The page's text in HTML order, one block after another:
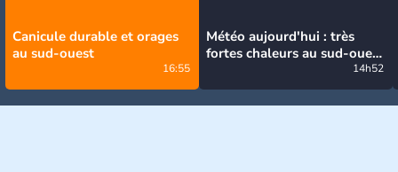
Canicule durable et orages
au sud-ouest
16:55
Météo aujourd'hui : très
fortes chaleurs au sud-ouest
avant des orages, jusqu'à
39°C
14h52